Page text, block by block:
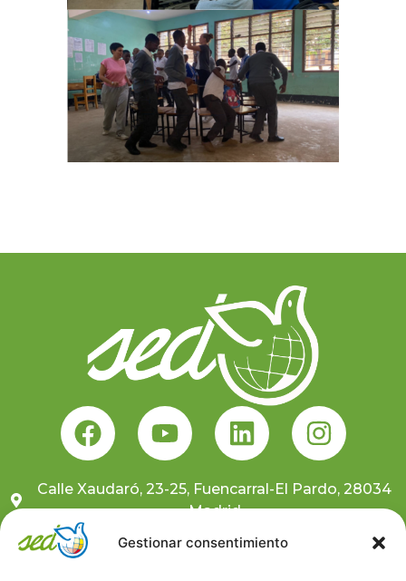
Gestionar consentimiento
Calle Xaudaró, 23-25, Fuencarral-El Pardo, 28034
Madrid
681 10 59 91